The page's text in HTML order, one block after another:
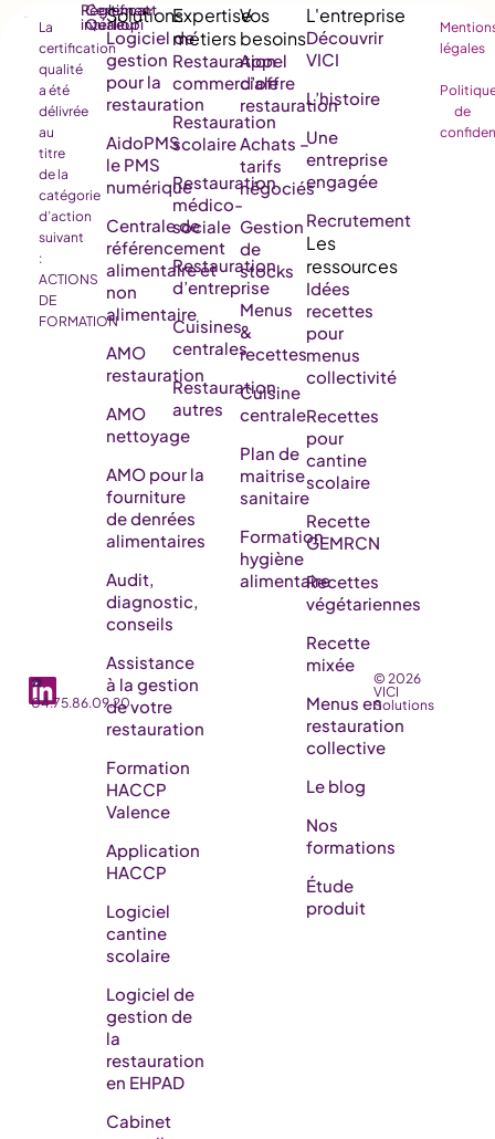
☎️
04.75.86.09.20
La
certification
qualité
a été
délivrée
au
titre
de la
catégorie
d’action
suivant
:
ACTIONS
DE
FORMATION
Règlement
intérieur
Certificat
Qualiopi
Logiciel de
gestion
pour la
restauration
AidoPMS
le PMS
numérique
Centrale de
référencement
alimentaire et
non
alimentaire
AMO
restauration
AMO
nettoyage
AMO pour la
fourniture
de denrées
alimentaires
Audit,
diagnostic,
conseils
Assistance
à la gestion
de votre
restauration
Formation
HACCP
Valence
Application
HACCP
Logiciel
cantine
scolaire
Logiciel de
gestion de
la
restauration
en EHPAD​
Cabinet
Restauration
commerciale
Restauration
scolaire
Restauration
médico-
sociale
Restauration
d’entreprise
Cuisines
centrales
Restauration
autres
Appel
d’offre
restauration
Achats –
tarifs
négociés
Gestion
de
stocks
Menus
&
recettes
Cuisine
centrale
Plan de
maitrise
sanitaire
Formation
hygiène
alimentaire
Découvrir
VICI
L’histoire
Une
entreprise
engagée
Recrutement
Idées
recettes
pour
menus
collectivité
Recettes
pour
cantine
scolaire
Recette
GEMRCN
Recettes
végétariennes
Recette
mixée
Menus en
restauration
collective
Le blog
Nos
formations
Étude
produit
© 2026
VICI
Solutions
légales
de